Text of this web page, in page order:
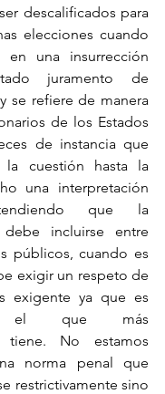
descalificados para
elecciones cuando
en una insurrección
juramento de
se refiere de manera
de los Estados
de instancia que
la cuestión hasta la
una interpretación
que la
incluirse entre
públicos, cuando es
exigir un respeto de
exigente ya que es
el que más
tiene. No estamos
norma penal que
restrictivamente sino